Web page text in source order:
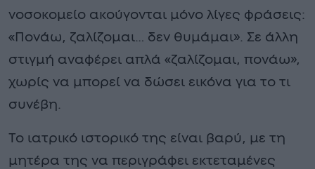
νοσοκομείο ακούγονται μόνο λίγες φράσεις:
«Πονάω, ζαλίζομαι… δεν θυμάμαι». Σε άλλη
στιγμή αναφέρει απλά «ζαλίζομαι, πονάω»,
χωρίς να μπορεί να δώσει εικόνα για το τι
συνέβη.
Το ιατρικό ιστορικό της είναι βαρύ, με τη
μητέρα της να περιγράφει εκτεταμένες